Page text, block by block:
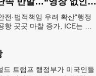
전·법적책임 우려 확산“행정
항 곳곳 마찰 증가, ICE는 공
드 트럼프 행정부가 미국인들